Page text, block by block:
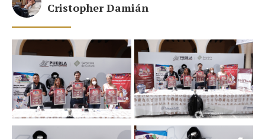
Cristopher Damián